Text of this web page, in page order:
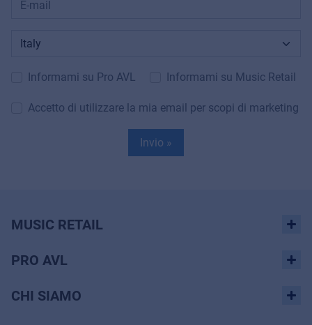
Informami su Pro AVL Informami su Music Retail
Accetto di utilizzare la mia email per scopi di marketing
Invio »
MUSIC RETAIL
PRO AVL
CHI SIAMO